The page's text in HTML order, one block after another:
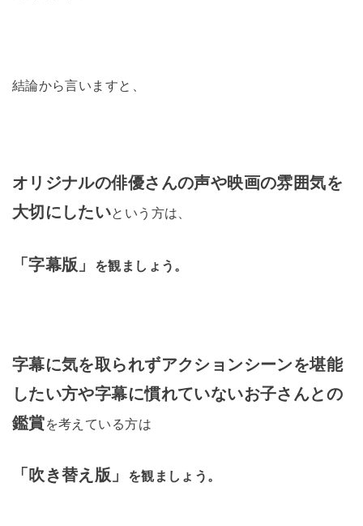
結論から言いますと、
オリジナルの俳優さんの声や映画の雰囲気を
大切にしたいという方は、
「字幕版」 を観ましょう。
字幕に気を取られずアクションシーンを堪能
したい方や字幕に慣れていないお子さんとの
鑑賞を考えている方は
「吹き替え版」 を観ましょう。